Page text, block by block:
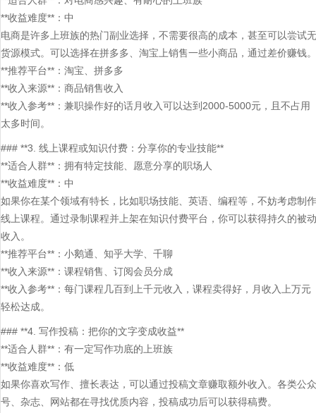
**收益难度**：中
电商是许多上班族的热门副业选择，不需要很高的成本，甚至可以尝试无
货源模式。可以选择在拼多多、淘宝上销售一些小商品，通过差价赚钱。
**推荐平台**：淘宝、拼多多
**收入来源**：商品销售收入
**收入参考**：兼职操作好的话月收入可以达到2000-5000元，且不占用
太多时间。
### **3. 线上课程或知识付费：分享你的专业技能**
**适合人群**：拥有特定技能、愿意分享的职场人
**收益难度**：中
如果你在某个领域有特长，比如职场技能、英语、编程等，不妨考虑制作
线上课程。通过录制课程并上架在知识付费平台，你可以获得持久的被动
收入。
**推荐平台**：小鹅通、知乎大学、千聊
**收入来源**：课程销售、订阅会员分成
**收入参考**：每门课程几百到上千元收入，课程卖得好，月收入上万元
轻松达成。
### **4. 写作投稿：把你的文字变成收益**
**适合人群**：有一定写作功底的上班族
**收益难度**：低
如果你喜欢写作、擅长表达，可以通过投稿文章赚取额外收入。各类公众
号、杂志、网站都在寻找优质内容，投稿成功后可以获得稿费。